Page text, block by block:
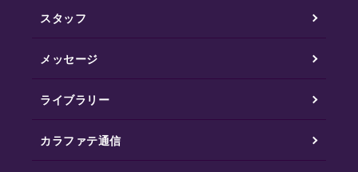
スタッフ
メッセージ
ライブラリー
カラファテ通信